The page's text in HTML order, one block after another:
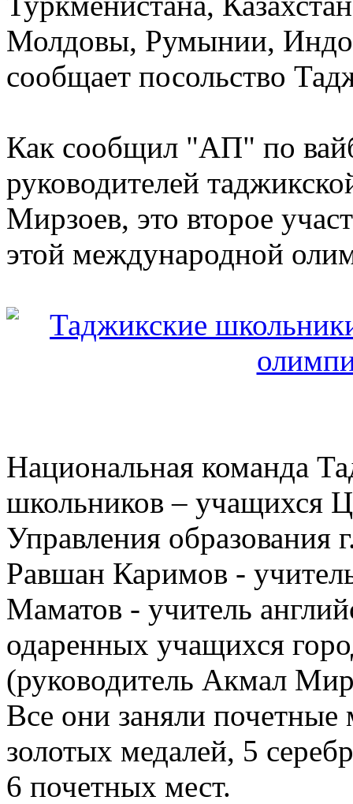
Молдовы, Румынии,
сообщает посольство
Как сообщил "АП" по
руководителей
Мирзоев, это второе
этой международной
Национальная команда
школьников – учащихся
Управления образования
Равшан Каримов -
Маматов - учитель
одаренных учащихся
(руководитель Акмал
Все они заняли почетные
золотых медалей, 5
6 почетных мест.